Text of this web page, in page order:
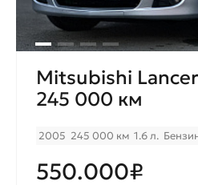
Mitsubishi
245 000 км
2005 245 000 км 1.6 л.
550.000₽